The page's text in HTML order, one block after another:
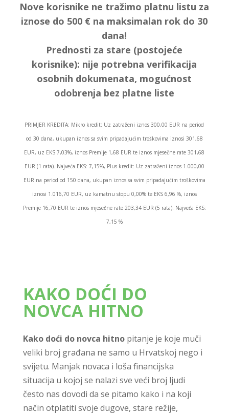
Nove korisnike ne tražimo platnu listu za
iznose do 500 € na maksimalan rok do 30
dana!
Prednosti za stare (postojeće
korisnike): nije potrebna verifikacija
osobnih dokumenata, mogućnost
odobrenja bez platne liste
PRIMJER KREDITA: Mikro kredit: Uz zatraženi iznos 300,00 EUR na period
od 30 dana, ukupan iznos sa svim pripadajućim troškovima iznosi 301,68
EUR, uz EKS 7,03%, iznos Premije 1,68 EUR te iznos mjesečne rate 301,68
EUR (1 rata). Najveća EKS: 7,15%, Plus kredit: Uz zatraženi iznos 1.000,00
EUR na period od 150 dana, ukupan iznos sa svim pripadajućim troškovima
iznosi 1.016,70 EUR, uz kamatnu stopu 0,00% te EKS 6,96 %, iznos
Premije 16,70 EUR te iznos mjesečne rate 203,34 EUR (5 rata). Najveća EKS:
7,15 %
KAKO DOĆI DO
NOVCA HITNO
Kako doći do novca hitnopitanje je koje muči
veliki broj građana ne samo u Hrvatskoj nego i
svijetu. Manjak novaca i loša financijska
situacija u kojoj se nalazi sve veći broj ljudi
često nas dovodi da se pitamo kako i na koji
način otplatiti svoje dugove, stare režije,